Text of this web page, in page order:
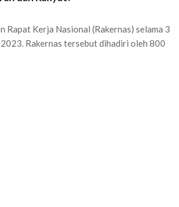
Rapat Kerja Nasional (Rakernas) selama 3
Rakernas tersebut dihadiri oleh 800